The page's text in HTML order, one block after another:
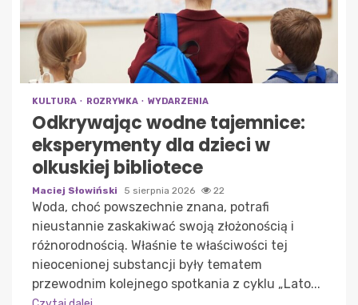
KULTURA ROZRYWKA WYDARZENIA
Odkrywając wodne tajemnice:
eksperymenty dla dzieci w
olkuskiej bibliotece
Maciej Słowiński 5 sierpnia 2026 22
Woda, choć powszechnie znana, potrafi
nieustannie zaskakiwać swoją złożonością i
różnorodnością. Właśnie te właściwości tej
nieocenionej substancji były tematem
przewodnim kolejnego spotkania z cyklu „Lato...